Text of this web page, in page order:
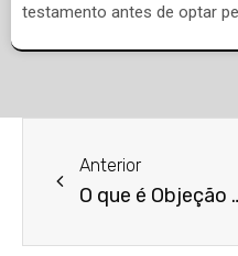
testamento antes de optar
Anterior
O que é